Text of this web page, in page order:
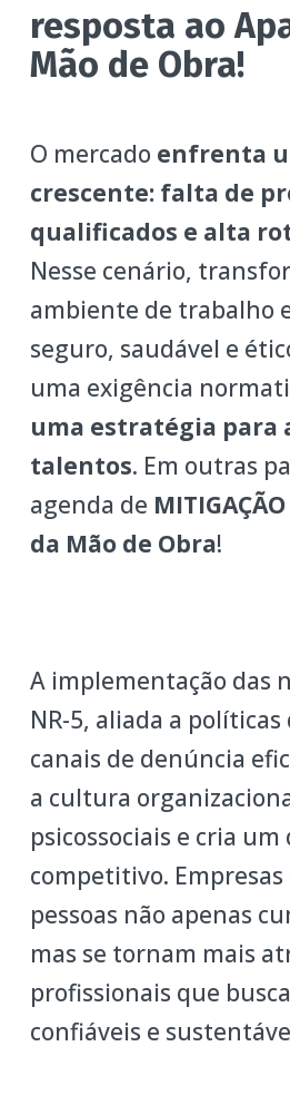
resposta ao
Mão de Obra!
O mercado enfrenta
crescente: falta de
qualificados e alta
Nesse cenário,
ambiente de trabalho
seguro, saudável e
uma exigência
uma estratégia
talentos. Em outras
agenda de
da Mão de Obra!
A implementação das
NR-5, aliada a
canais de denúncia
a cultura
psicossociais e cria
competitivo.
pessoas não apenas
mas se tornam mais
profissionais que
confiáveis e